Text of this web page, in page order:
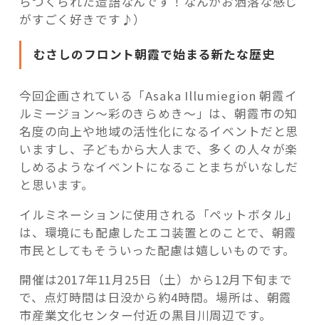
がすごく好きです♪）
むさしのフロント朝霞で始まる新たな歴史
今回企画されている「Asaka Illumiegion 朝霞イ
ルミージョン～彩のきらめき～」は、朝霞市の知
名度の向上や地域の活性化になるイベントだと思
いますし、子どもから大人まで、多くの人々が楽
しめるようなイベントになることまちがいなしだ
と思います。
イルミネーションに使用される「ペットボタル」
は、環境にも配慮したエコ装置とのことで、朝霞
市民としてもそういった配慮は嬉しいものです。
開催は2017年11月25日（土）から12月下旬まで
で、点灯時間は日没から約4時間。場所は、朝霞
市産業文化センター付近の黒目川周辺です。